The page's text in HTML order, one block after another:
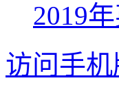
2019
访问手机